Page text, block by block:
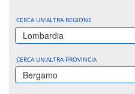
CERCA UN'ALTRA REGIONE
Lombardia
CERCA UN'ALTRA PROVINCIA
Bergamo